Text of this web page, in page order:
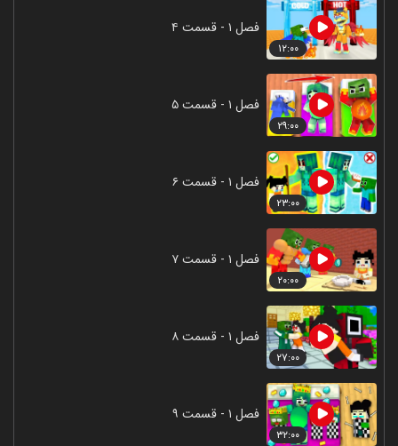
۱۲:۰۰
فصل ۱ - قسمت ۴
۲۹:۰۰
فصل ۱ - قسمت ۵
۲۳:۰۰
فصل ۱ - قسمت ۶
۲۰:۰۰
فصل ۱ - قسمت ۷
۲۷:۰۰
فصل ۱ - قسمت ۸
۳۲:۰۰
فصل ۱ - قسمت ۹